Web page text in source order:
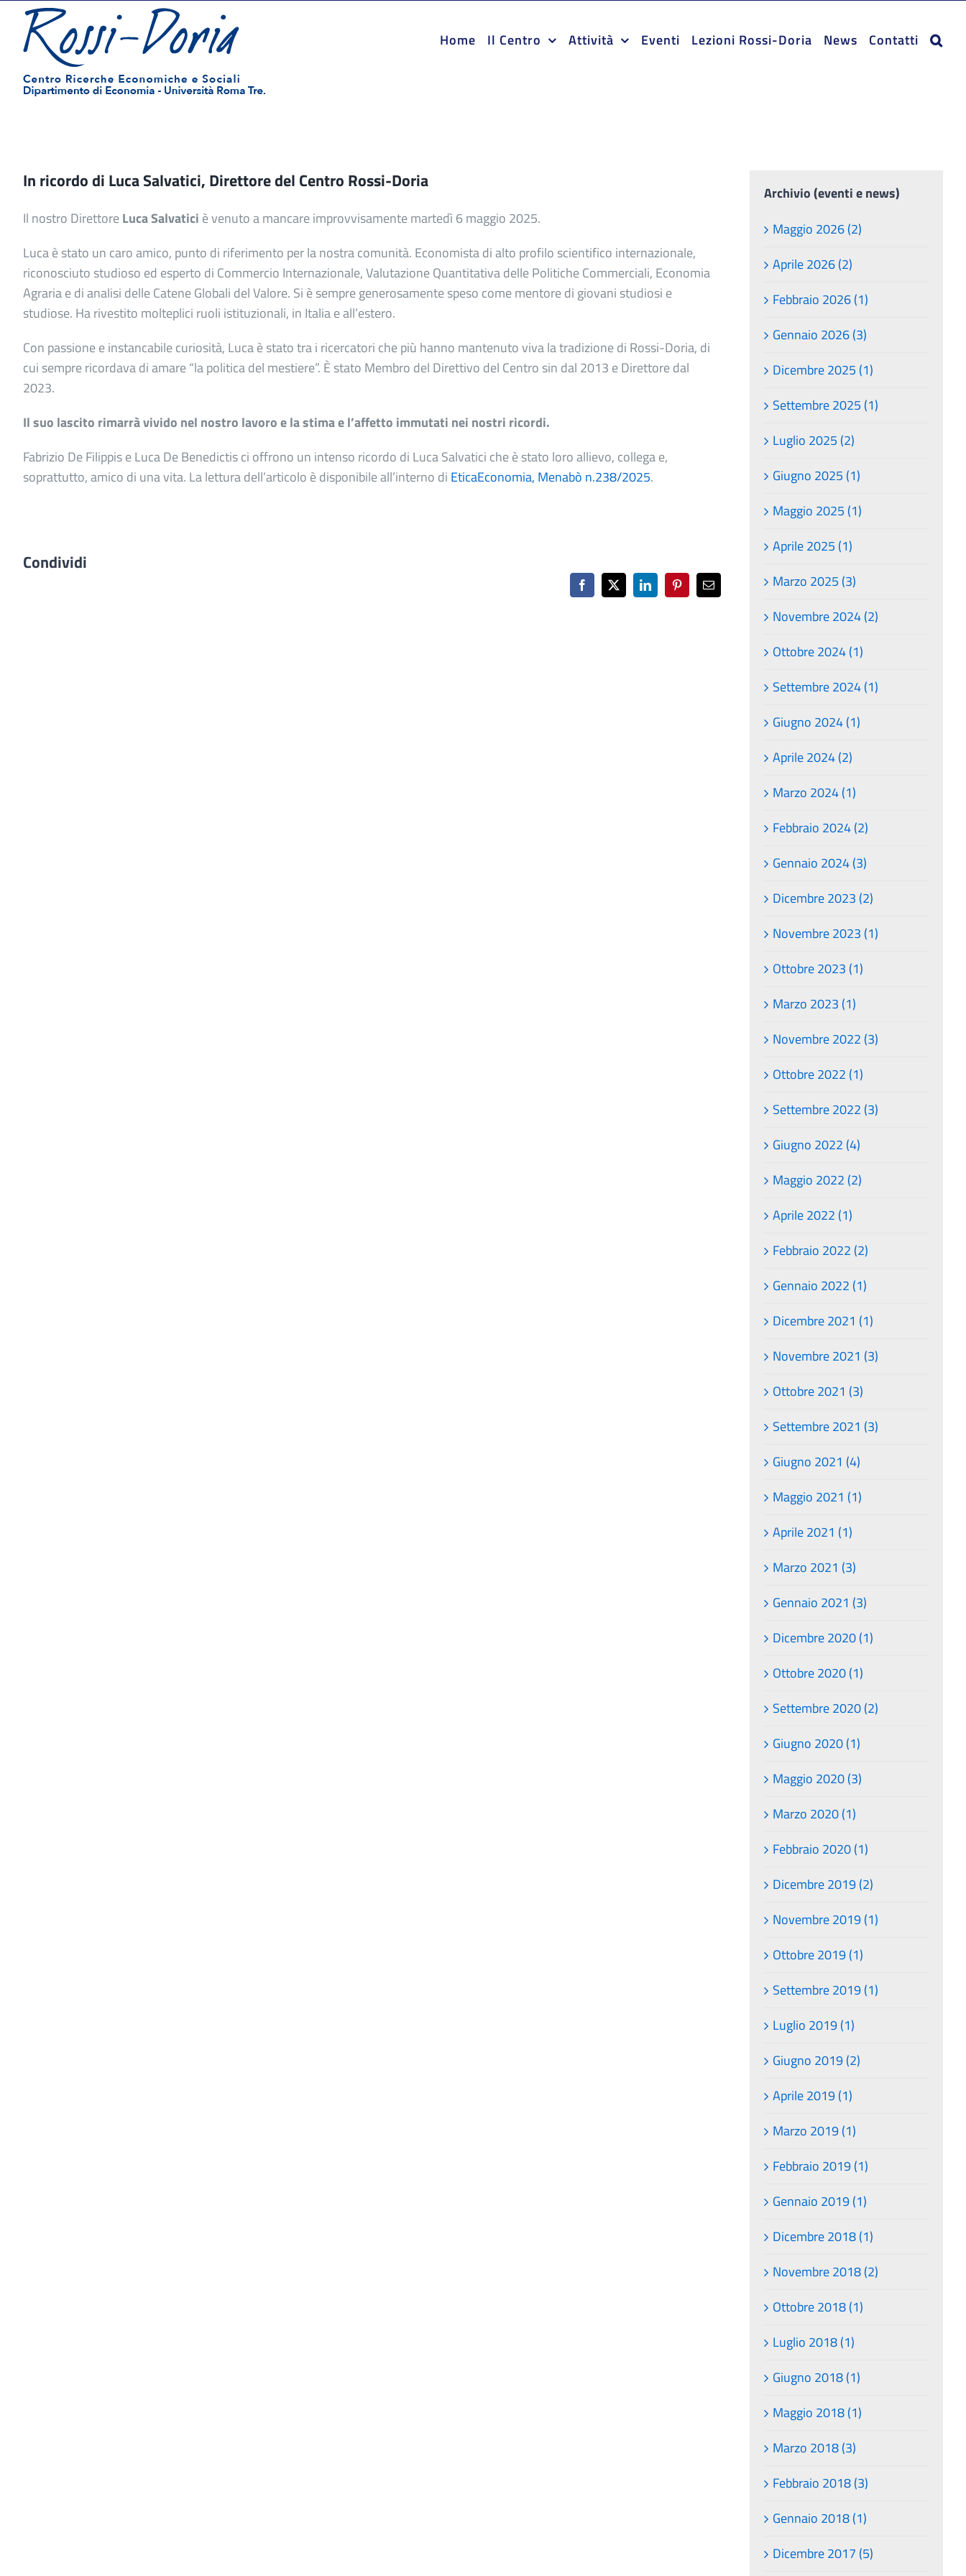
Salta
contenuto
Home Il Centro Attività Eventi Lezioni Rossi-Doria News Contatti
In ricordo di Luca Salvatici, Direttore del Centro Rossi-Doria
Il nostro DirettoreLuca Salvatici è venuto a mancare improvvisamente martedì 6 maggio 2025.
Luca è stato un caro amico, punto di riferimento per la nostra comunità. Economista di alto profilo scientifico internazionale,
riconosciuto studioso ed esperto di Commercio Internazionale, Valutazione Quantitativa delle Politiche Commerciali, Economia
Agraria e di analisi delle Catene Globali del Valore. Si è sempre generosamente speso come mentore di giovani studiosi e
studiose. Ha rivestito molteplici ruoli istituzionali, in Italia e all’estero.
Con passione e instancabile curiosità, Luca è stato tra i ricercatori che più hanno mantenuto viva la tradizione di Rossi-Doria, di
cui sempre ricordava di amare “la politica del mestiere”. È stato Membro del Direttivo del Centro sin dal 2013 e Direttore dal
2023.
Il suo lascito rimarrà vivido nel nostro lavoro e la stima e l’affetto immutati nei nostri ricordi.
Fabrizio De Filippis e Luca De Benedictis ci offrono un intenso ricordo di Luca Salvatici che è stato loro allievo, collega e,
soprattutto, amico di una vita. La lettura dell’articolo è disponibile all’interno di EticaEconomia, Menabò n.238/2025.
Condividi
Facebook
X LinkedInPinterestEmail
Archivio (eventi e news)
Maggio 2026 (2)
Aprile 2026 (2)
Febbraio 2026 (1)
Gennaio 2026 (3)
Dicembre 2025 (1)
Settembre 2025 (1)
Luglio 2025 (2)
Giugno 2025 (1)
Maggio 2025 (1)
Aprile 2025 (1)
Marzo 2025 (3)
Novembre 2024 (2)
Ottobre 2024 (1)
Settembre 2024 (1)
Giugno 2024 (1)
Aprile 2024 (2)
Marzo 2024 (1)
Febbraio 2024 (2)
Gennaio 2024 (3)
Dicembre 2023 (2)
Novembre 2023 (1)
Ottobre 2023 (1)
Marzo 2023 (1)
Novembre 2022 (3)
Ottobre 2022 (1)
Settembre 2022 (3)
Giugno 2022 (4)
Maggio 2022 (2)
Aprile 2022 (1)
Febbraio 2022 (2)
Gennaio 2022 (1)
Dicembre 2021 (1)
Novembre 2021 (3)
Ottobre 2021 (3)
Settembre 2021 (3)
Giugno 2021 (4)
Maggio 2021 (1)
Aprile 2021 (1)
Marzo 2021 (3)
Gennaio 2021 (3)
Dicembre 2020 (1)
Ottobre 2020 (1)
Settembre 2020 (2)
Giugno 2020 (1)
Maggio 2020 (3)
Marzo 2020 (1)
Febbraio 2020 (1)
Dicembre 2019 (2)
Novembre 2019 (1)
Ottobre 2019 (1)
Settembre 2019 (1)
Luglio 2019 (1)
Giugno 2019 (2)
Aprile 2019 (1)
Marzo 2019 (1)
Febbraio 2019 (1)
Gennaio 2019 (1)
Dicembre 2018 (1)
Novembre 2018 (2)
Ottobre 2018 (1)
Luglio 2018 (1)
Giugno 2018 (1)
Maggio 2018 (1)
Marzo 2018 (3)
Febbraio 2018 (3)
Gennaio 2018 (1)
Dicembre 2017 (5)